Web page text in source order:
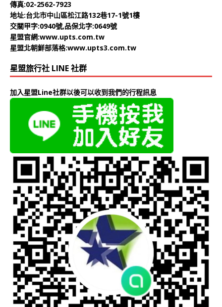
傳真:02-2562-7923
地址:台北市中山區松江路132巷17-1號1樓
交關甲字:0940號,品保北字:0649號
星盟官網:www.upts.com.tw
星盟北朝鮮部落格:www.upts3.com.tw
星盟旅行社 LINE 社群
加入星盟Line社群以後可以收到我們的行程訊息